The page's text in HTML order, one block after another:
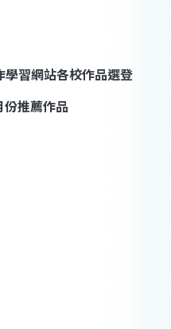
習網站各校作品選登
份推薦作品